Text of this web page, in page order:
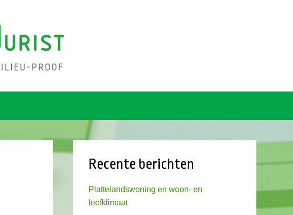
Recente berichten
Plattelandswoning en woon- en
leefklimaat